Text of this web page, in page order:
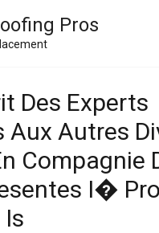
Pros
Des Experts
Aux Autres
Compagnie
I�
Is